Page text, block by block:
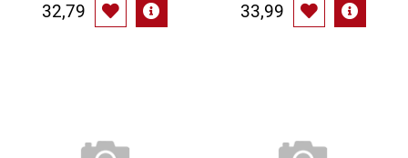
32,79 33,99